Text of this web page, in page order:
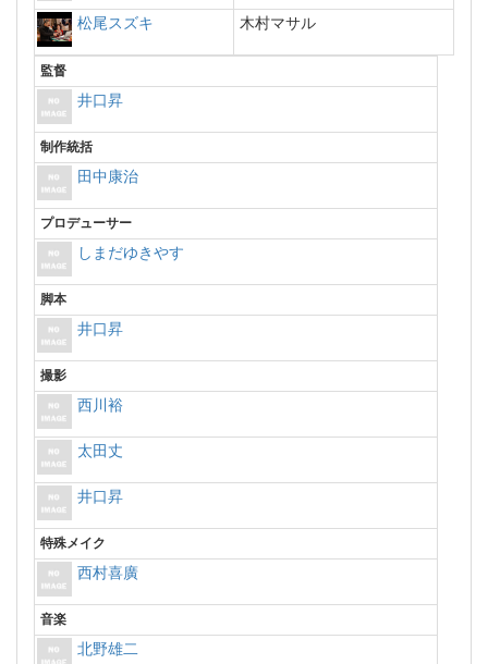
松尾スズキ 木村マサル
監督
井口昇
制作統括
田中康治
プロデューサー
しまだゆきやす
脚本
井口昇
撮影
西川裕
太田丈
井口昇
特殊メイク
西村喜廣
音楽
北野雄二